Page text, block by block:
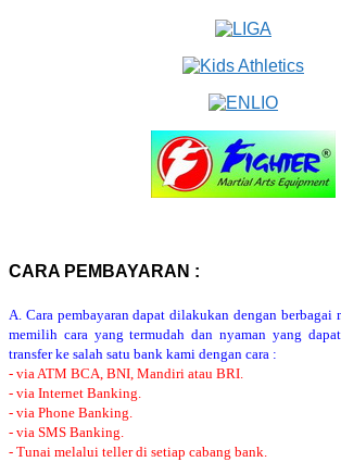
CARA PEMBAYARAN :
A. Cara pembayaran dapat dilakukan dengan berbagai
memilih cara yang termudah dan nyaman yang
transfer ke salah satu bank kami dengan cara :
- via ATM BCA, BNI, Mandiri atau BRI.
- via Internet Banking.
- via Phone Banking.
- via SMS Banking.
- Tunai melalui teller di setiap cabang bank.